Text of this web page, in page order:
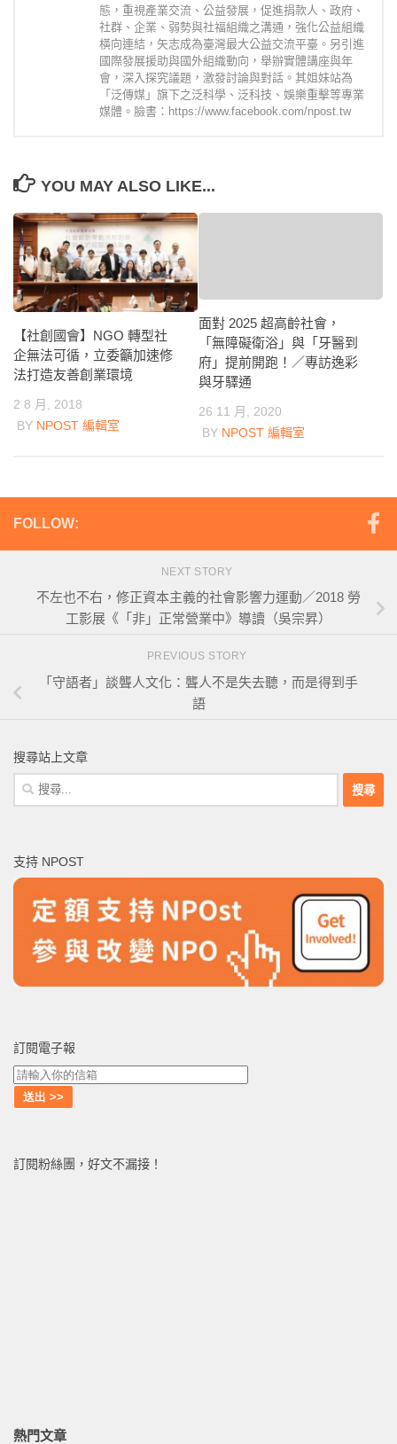
態，重視產業交流、公益發展，促進捐款人、政府、
社群、企業、弱勢與社福組織之溝通，強化公益組織
橫向連結，矢志成為臺灣最大公益交流平臺。另引進
國際發展援助與國外組織動向，舉辦實體講座與年
會，深入探究議題，激發討論與對話。其姐妹站為
「泛傳媒」旗下之泛科學、泛科技、娛樂重擊等專業
媒體。臉書：https://www.facebook.com/npost.tw
YOU MAY ALSO LIKE...
【社創國會】NGO 轉型社
企無法可循，立委籲加速修
法打造友善創業環境
2 8 月, 2018
BY NPOST 編輯室
面對 2025 超高齡社會，
「無障礙衛浴」與「牙醫到
府」提前開跑！／專訪逸彩
與牙驛通
26 11 月, 2020
BY NPOST 編輯室
FOLLOW:
NEXT STORY
不左也不右，修正資本主義的社會影響力運動／2018 勞
工影展《「非」正常營業中》導讀（吳宗昇）
PREVIOUS STORY
「守語者」談聾人文化：聾人不是失去聽，而是得到手
語
搜尋站上文章
搜
尋
字:
支持 NPOST
訂閱電子報
訂閱粉絲團，好文不漏接！
熱門文章